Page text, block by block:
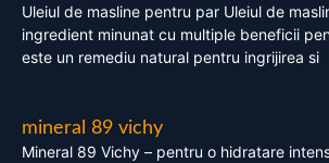
Uleiul de masline pentru par Uleiul de
ingredient minunat cu multiple beneficii
este un remediu natural pentru ingrijirea si
mineral 89 vichy
Mineral 89 Vichy – pentru o hidratare